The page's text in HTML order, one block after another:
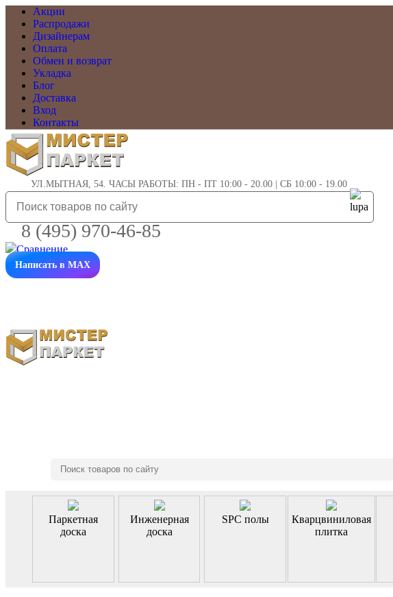
Акции
Распродажи
Дизайнерам
Оплата
Обмен и возврат
Укладка
Блог
Доставка
Вход
Контакты
УЛ.МЫТНАЯ, 54. ЧАСЫ РАБОТЫ: ПН - ПТ 10:00 - 20.00 | СБ 10:00 - 19.00
8 (495) 970-46-85
Написать в MAX
Паркетная
доска
Инженерная
доска
SPC полы
Кварцвиниловая
плитка